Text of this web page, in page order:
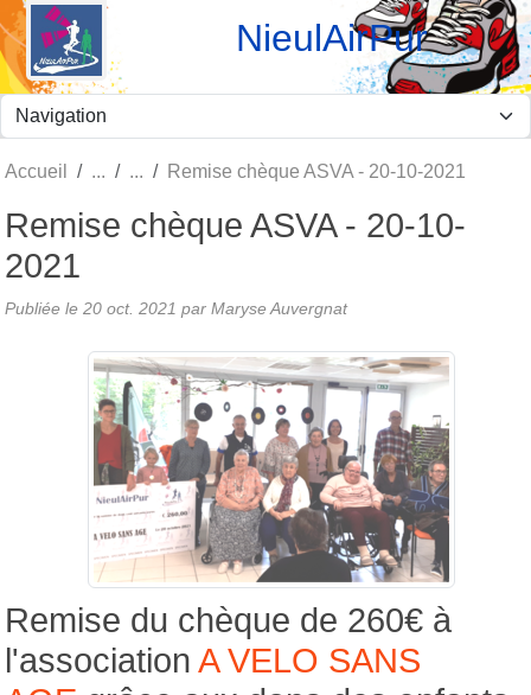
NieulAirPur
Accueil Remise chèque ASVA - 20-10-2021
Remise chèque ASVA - 20-10-
2021
Publiée le 20 oct. 2021 par Maryse Auvergnat
Remise du chèque de 260€ à
l'association A VELO SANS
Panneau de gestion des cookies